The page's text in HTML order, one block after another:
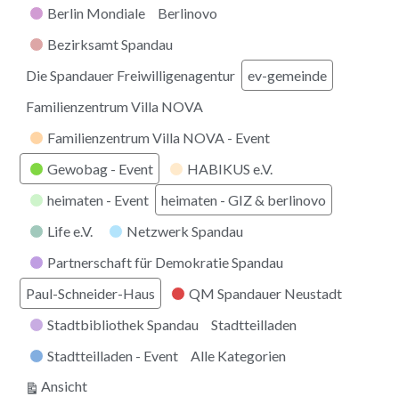
Berlin Mondiale
Berlinovo
Bezirksamt Spandau
Die Spandauer Freiwilligenagentur
ev-gemeinde
Familienzentrum Villa NOVA
Familienzentrum Villa NOVA - Event
Gewobag - Event
HABIKUS e.V.
heimaten - Event
heimaten - GIZ & berlinovo
Life e.V.
Netzwerk Spandau
Partnerschaft für Demokratie Spandau
Paul-Schneider-Haus
QM Spandauer Neustadt
Stadtbibliothek Spandau
Stadtteilladen
Stadtteilladen - Event
Alle Kategorien
Ansichtausdrucken